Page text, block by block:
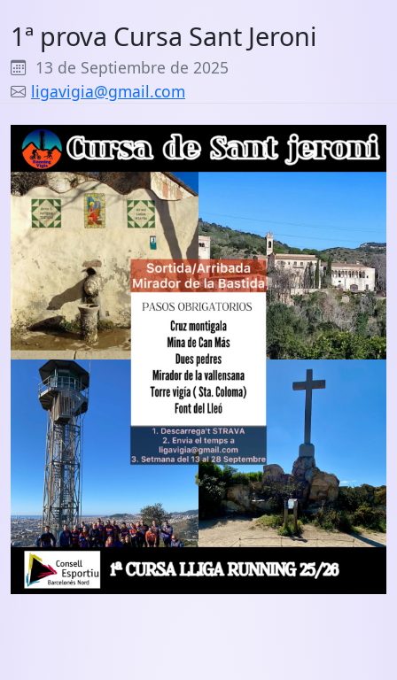
1ª prova Cursa Sant Jeroni
13 de Septiembre de 2025
ligavigia@gmail.com